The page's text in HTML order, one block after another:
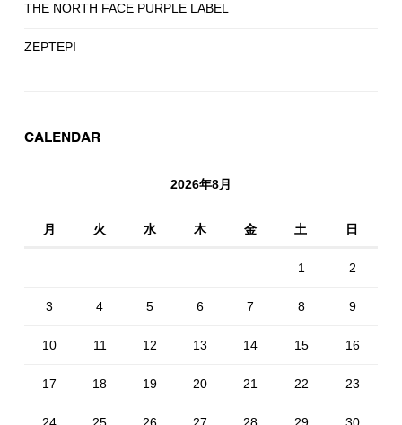
THE NORTH FACE PURPLE LABEL
ZEPTEPI
CALENDAR
2026年8月
月 火 水 木 金 土 日
1 2
3 4 5 6 7 8 9
10 11 12 13 14 15 16
17 18 19 20 21 22 23